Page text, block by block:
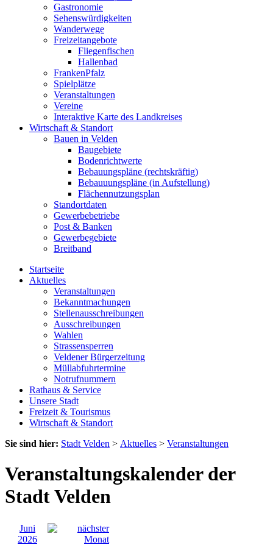
Gastronomie
Sehenswürdigkeiten
Wanderwege
Freizeitangebote
Fliegenfischen
Hallenbad
FrankenPfalz
Spielplätze
Veranstaltungen
Vereine
Interaktive Karte des Landkreises
Wirtschaft & Standort
Bauen in Velden
Baugebiete
Bodenrichtwerte
Bebauungspläne (rechtskräftig)
Bebauuungspläne (in Aufstellung)
Flächennutzungsplan
Standortdaten
Gewerbebetriebe
Post & Banken
Gewerbegebiete
Breitband
Startseite
Aktuelles
Veranstaltungen
Bekanntmachungen
Stellenausschreibungen
Ausschreibungen
Wahlen
Strassensperren
Veldener Bürgerzeitung
Müllabfuhrtermine
Notrufnummern
Rathaus & Service
Unsere Stadt
Freizeit & Tourismus
Wirtschaft & Standort
Sie sind hier: Stadt Velden > Aktuelles > Veranstaltungen
Veranstaltungskalender der
Stadt Velden
Juni
2026